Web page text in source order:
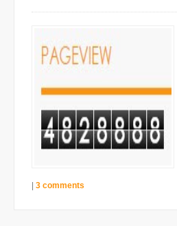
3 comments